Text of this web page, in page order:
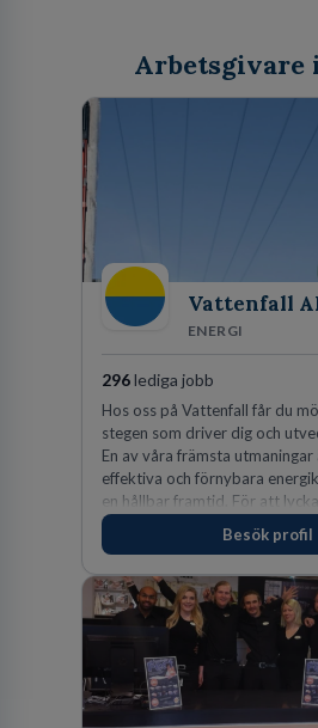
Arbetsgivare
Vattenfall
ENERGI
296lediga jobb
Hos oss på Vattenfall får du
stegen som driver dig och
En av våra främsta
effektiva och förnybara
en hållbar framtid. För att
fler medarbetare som vill göra
Besök profil